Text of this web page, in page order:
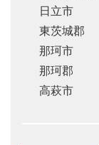
日立市
東茨城郡
那珂市
那珂郡
高萩市